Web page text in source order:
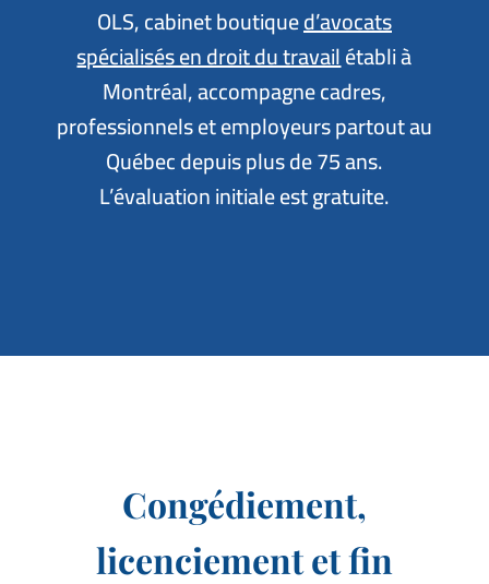
OLS, cabinet boutiqued’avocats
spécialisés en droit du travailétabli à
Montréal, accompagne cadres,
professionnels et employeurs partout au
Québec depuis plus de 75 ans.
L’évaluation initiale est gratuite.
Congédiement,
licenciement et fin